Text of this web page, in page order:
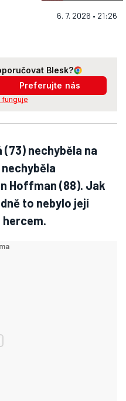
6. 7. 2026 • 21:26
Blesk?
Preferujte nás
(73) nechyběla na
Hoffman (88). Jak
to nebylo její